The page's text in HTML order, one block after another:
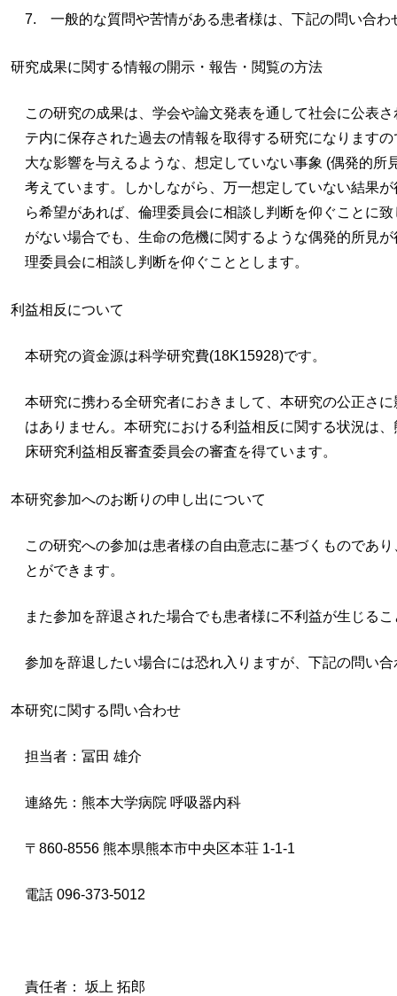
7. 一般的な質問や苦情がある患者様は、下記の問い合わ
研究成果に関する情報の開示・報告・閲覧の方法
この研究の成果は、学会や論文発表を通して社会に公表
テ内に保存された過去の情報を取得する研究になります
大な影響を与えるような、想定していない事象 (偶発的所
考えています。しかしながら、万一想定していない結果
ら希望があれば、倫理委員会に相談し判断を仰ぐことに
がない場合でも、生命の危機に関するような偶発的所見
理委員会に相談し判断を仰ぐこととします。
利益相反について
本研究の資金源は科学研究費(18K15928)です。
本研究に携わる全研究者におきまして、本研究の公正さ
はありません。本研究における利益相反に関する状況は
床研究利益相反審査委員会の審査を得ています。
本研究参加へのお断りの申し出について
この研究への参加は患者様の自由意志に基づくものであ
とができます。
また参加を辞退された場合でも患者様に不利益が生じる
参加を辞退したい場合には恐れ入りますが、下記の問い
本研究に関する問い合わせ
担当者：冨田 雄介
連絡先：熊本大学病院 呼吸器内科
〒860-8556 熊本県熊本市中央区本荘 1-1-1
電話 096-373-5012
責任者： 坂上 拓郎